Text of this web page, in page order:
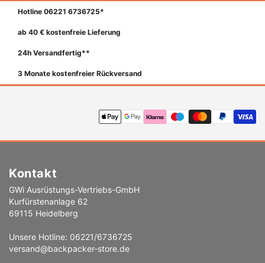
Hotline 06221 6736725*
ab 40 € kostenfreie Lieferung
24h Versandfertig**
3 Monate kostenfreier Rückversand
Kontakt
GWi Ausrüstungs-Vertriebs-GmbH
Kurfürstenanlage 62
69115 Heidelberg
Unsere Hotline: 06221/6736725
versand@backpacker-store.de